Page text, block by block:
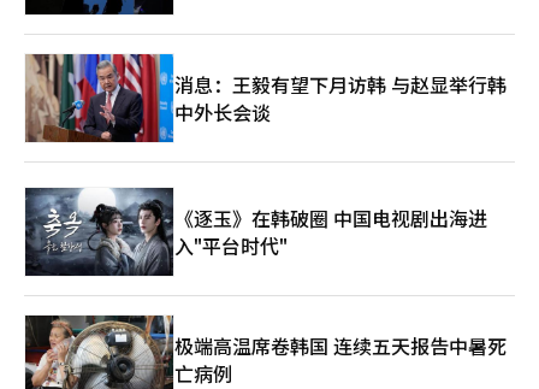
消息：王毅有望下月访韩 与赵显举行韩
中外长会谈
《逐玉》在韩破圈 中国电视剧出海进
入"平台时代"
极端高温席卷韩国 连续五天报告中暑死
亡病例